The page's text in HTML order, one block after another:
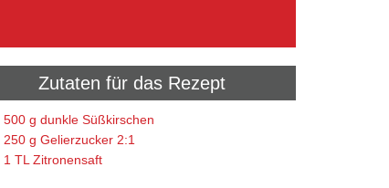
Zutaten für das Rezept
500 g dunkle Süßkirschen
250 g Gelierzucker 2:1
1 TL Zitronensaft